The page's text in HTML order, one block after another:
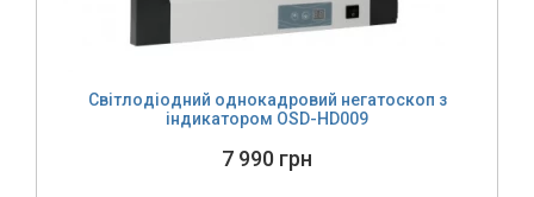
Світлодіодний однокадровий негатоскоп з
індикатором OSD-HD009
7 990 грн